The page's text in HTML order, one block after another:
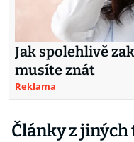
Jak spolehlivě
musíte znát
Reklama
Články z